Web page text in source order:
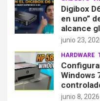
Digibox
en uno”
alcance
junio 23,
HARDWARE
Windows
junio 8, 2026